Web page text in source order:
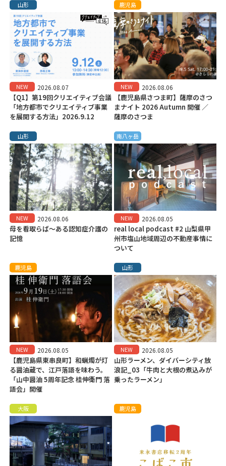
山形
NEW 2026.08.07
【Q1】第19回クリエイティブ会議
「地方都市でクリエイティブ事業
を展開する方法」2026.9.12
鹿児島
NEW 2026.08.06
【鹿児島県さつま町】薩摩のさつ
まナイト 2026 Autumn 開催 ／
薩摩のさつま
山形
NEW 2026.08.06
母を看取らば～ある認知症介護の
記憶
南八ヶ岳
NEW 2026.08.05
real local podcast #2 山梨県甲
州市塩山地域周辺の不動産事情に
ついて
鹿児島
NEW 2026.08.05
【鹿児島県東串良町】和蝋燭が灯
る醤油蔵で、江戸落語を味わう。
「山中醤油 5周年記念 桂伸衛門 落
語会」開催
山形
NEW 2026.08.05
山形ラーメン、ダイバーシティ放
浪記_03「牛肉と大根の煮込みが
乗ったラーメン」
大阪 鹿児島